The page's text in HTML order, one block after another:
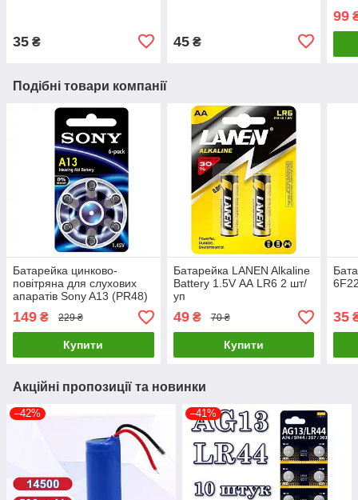
35 ₴ 45₴
99
Подібні товари компанії
Батарейка цинково-
повітряна для слухових
апаратів Sony A13 (PR48)
Zinc-Air 1.45V, 6 штук
149 ₴ 229 ₴
Купити
Батарейка LANEN Alkaline
Battery 1.5V АА LR6 2 шт/
уп
49₴ 70 ₴
Купити
35
Акційні пропозиції та новинки
–42% –41%